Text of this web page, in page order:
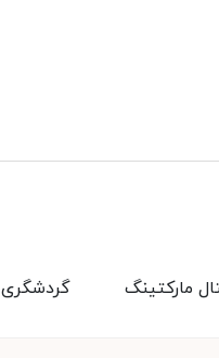
گردشگری مارکتینگ